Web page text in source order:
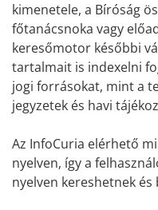
kimenetele, a Bíróság
főtanácsnoka vagy
keresőmotor későbbi
tartalmait is indexelni
jogi forrásokat, mint a
jegyzetek és havi
Az InfoCuria elérhető
nyelven, így a
nyelven kereshetnek és